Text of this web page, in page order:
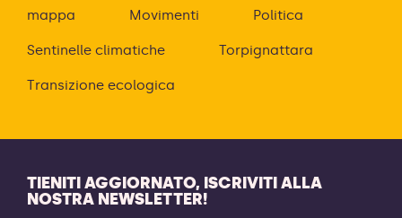
mappa Movimenti Politica
Sentinelle climatiche Torpignattara
Transizione ecologica
TIENITI AGGIORNATO, ISCRIVITI ALLA
NOSTRA NEWSLETTER!